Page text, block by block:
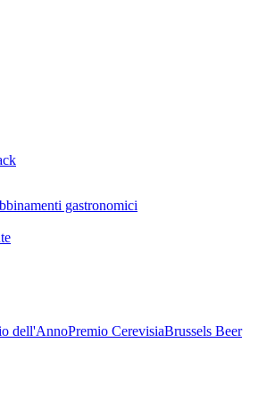
gastronomici
dell'AnnoPremio CerevisiaBrussels Beer